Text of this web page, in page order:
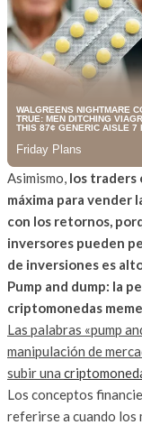
Asimismo, los traders
máxima para vender
con los retornos,
inversores pueden
de inversiones es
Pump and dump: la
criptomonedas meme
Las palabras «pump
manipulación de
subir una
Los conceptos
referirse a cuando los